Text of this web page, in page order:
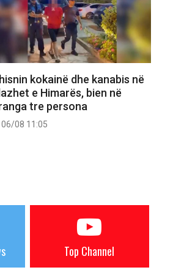
kokainë dhe kanabis në
e Himarës, bien në
tre persona
08 11:05
Top Channel